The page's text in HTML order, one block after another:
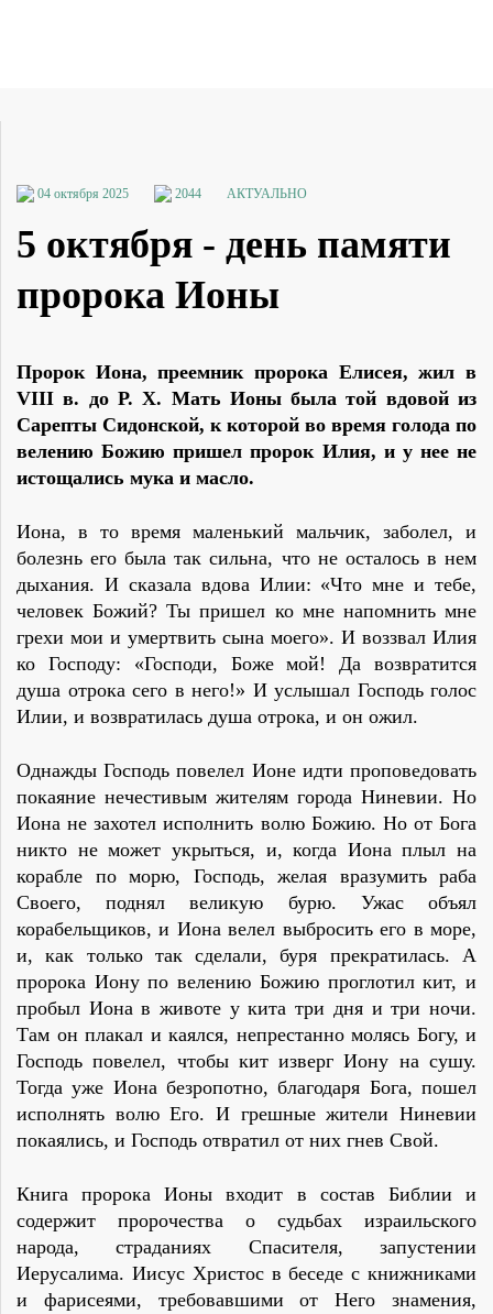
04 октября 2025 2044 АКТУАЛЬНО
5 октября - день памяти
пророка Ионы
Пророк Иона, преемник пророка Елисея, жил в
VIII в. до Р. X. Мать Ионы была той вдовой из
Сарепты Сидонской, к которой во время голода по
велению Божию пришел пророк Илия, и у нее не
истощались мука и масло.
Иона, в то время маленький мальчик, заболел, и
болезнь его была так сильна, что не осталось в нем
дыхания. И сказала вдова Илии: «Что мне и тебе,
человек Божий? Ты пришел ко мне напомнить мне
грехи мои и умертвить сына моего». И воззвал Илия
ко Господу: «Господи, Боже мой! Да возвратится
душа отрока сего в него!» И услышал Господь голос
Илии, и возвратилась душа отрока, и он ожил.
Однажды Господь повелел Ионе идти проповедовать
покаяние нечестивым жителям города Ниневии. Но
Иона не захотел исполнить волю Божию. Но от Бога
никто не может укрыться, и, когда Иона плыл на
корабле по морю, Господь, желая вразумить раба
Своего, поднял великую бурю. Ужас объял
корабельщиков, и Иона велел выбросить его в море,
и, как только так сделали, буря прекратилась. А
пророка Иону по велению Божию проглотил кит, и
пробыл Иона в животе у кита три дня и три ночи.
Там он плакал и каялся, непрестанно молясь Богу, и
Господь повелел, чтобы кит изверг Иону на сушу.
Тогда уже Иона безропотно, благодаря Бога, пошел
исполнять волю Его. И грешные жители Ниневии
покаялись, и Господь отвратил от них гнев Свой.
Книга пророка Ионы входит в состав Библии и
содержит пророчества о судьбах израильского
народа, страданиях Спасителя, запустении
Иерусалима. Иисус Христос в беседе с книжниками
и фарисеями, требовавшими от Него знамения,